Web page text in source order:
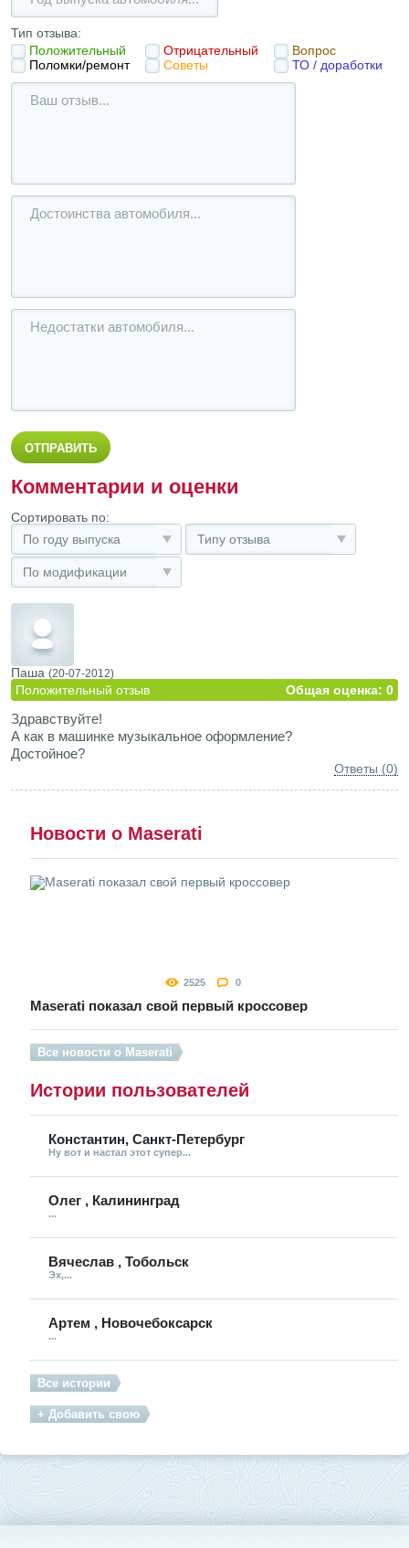
Тип отзыва:
Положительный
Отрицательный
Вопрос
Поломки/ремонт
Советы ТО / доработки
Комментарии и оценки
Сортировать по:
По году выпуска
Типу отзыва
По модификации
Паша (20-07-2012)
Положительный отзыв Общая оценка: 0
Здравствуйте!
А как в машинке музыкальное оформление?
Достойное?
Ответы (0)
Новости о Maserati
2525 0
Маserati показал свой первый кроссовер
Все новости о Maserati
Истории пользователей
Константин, Санкт-Петербург
Ну вот и настал этот супер...
Олег , Калининград
...
Вячеслав , Тобольск
Эх,...
Артем , Новочебоксарск
...
Все истории
+ Добавить свою